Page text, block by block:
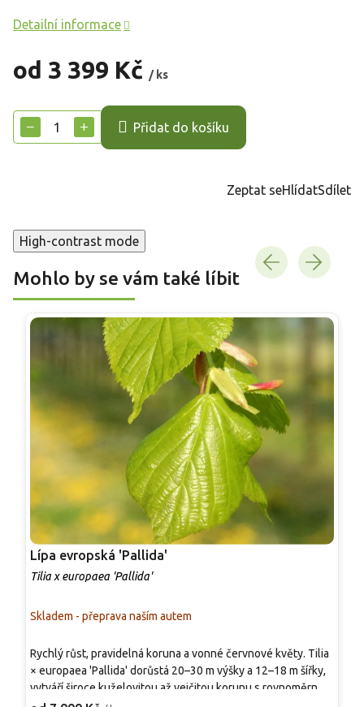
od 3 399 Kč / ks
cena:
+
− Přidat do košíku
Detailní informace
Zeptat seHlídatSdílet
High-contrast mode
Mohlo by se vám také líbit
Lípa evropská 'Pallida'
Tilia x europaea 'Pallida'
Skladem - přeprava naším autem
Rychlý růst, pravidelná koruna a vonné červnové květy. Tilia
× europaea 'Pallida' dorůstá 20–30 m výšky a 12–18 m šířky,
vytváří široce kuželovitou až vejčitou korunu s rovnoměrným